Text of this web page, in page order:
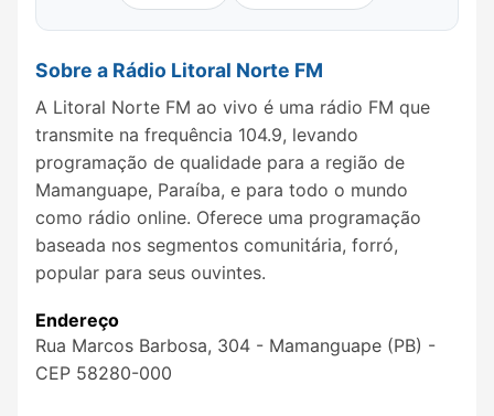
Sobre a Rádio Litoral Norte FM
A Litoral Norte FM ao vivo é uma rádio FM que
transmite na frequência 104.9, levando
programação de qualidade para a região de
Mamanguape, Paraíba, e para todo o mundo
como rádio online. Oferece uma programação
baseada nos segmentos comunitária, forró,
popular para seus ouvintes.
Endereço
Rua Marcos Barbosa, 304 - Mamanguape (PB) -
CEP 58280-000